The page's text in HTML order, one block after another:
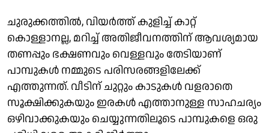
ചുരുക്കത്തിൽ, വിയർത്ത് കുളിച്ച് കാറ്റ്
കൊള്ളാനല്ല, മറിച്ച് അതിജീവനത്തിന് ആവശ്യമായ
തണപ്പും ഭക്ഷണവും വെള്ളവും തേടിയാണ്
പാമ്പുകൾ നമ്മുടെ പരിസരങ്ങളിലേക്ക്
എത്തുന്നത്. വീടിന് ചുറ്റും കാടുകൾ വളരാതെ
സൂക്ഷിക്കുകയും ഇരകൾ എത്താനുള്ള സാഹചര്യം
ഒഴിവാക്കുകയും ചെയ്യുന്നതിലൂടെ പാമ്പുകളെ ഒരു